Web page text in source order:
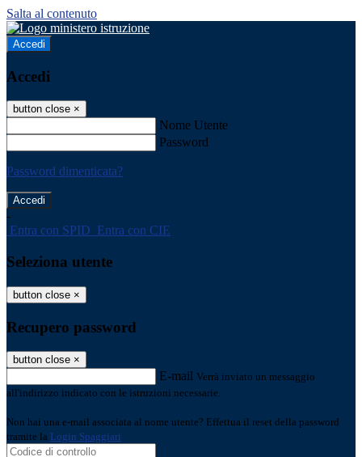
Salta al contenuto
Accedi
Accedi
button close ×
Nome Utente
Password
Password dimenticata?
-
Entra con SPID Entra con CIE
Seleziona utente
button close ×
Recupero password
button close ×
E-mail Verrà inviato un messaggio
all'indirizzo indicato con le istruzioni necessarie.
Non hai una e-mail associata al nome utente? Effettua il reset della password
tramite la Login Spaggiari